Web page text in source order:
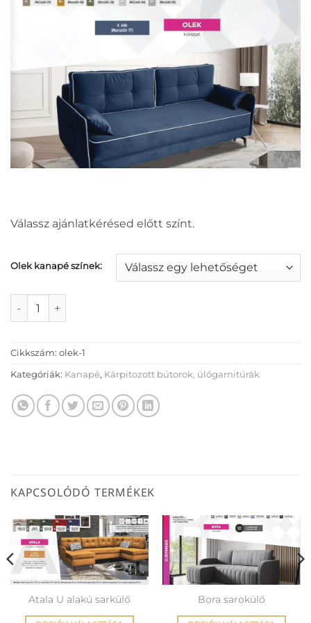
Válassz ajánlatkérésed előtt színt.
Olek kanapé színek:
Olek kanapé mennyiség
Cikkszám: olek-1
Kategóriák: Kanapé, Kárpitozott bútorok, ülőgarnitúrák
KAPCSOLÓDÓ TERMÉKEK
Atala U alakú sarkülő Bora sarokülő